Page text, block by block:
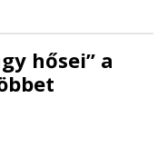
hősei” a